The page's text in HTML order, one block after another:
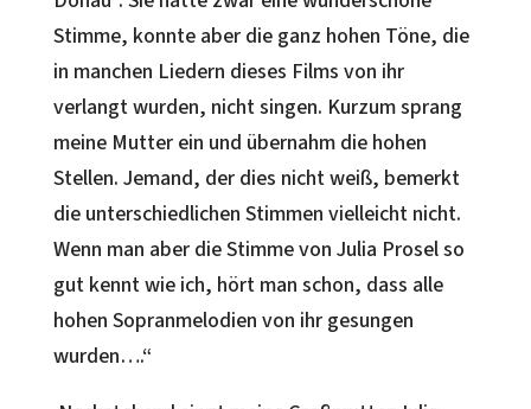
Stimme, konnte aber die ganz hohen Töne, die
in manchen Liedern dieses Films von ihr
verlangt wurden, nicht singen. Kurzum sprang
meine Mutter ein und übernahm die hohen
Stellen. Jemand, der dies nicht weiß, bemerkt
die unterschiedlichen Stimmen vielleicht nicht.
Wenn man aber die Stimme von Julia Prosel so
gut kennt wie ich, hört man schon, dass alle
hohen Sopranmelodien von ihr gesungen
wurden….“